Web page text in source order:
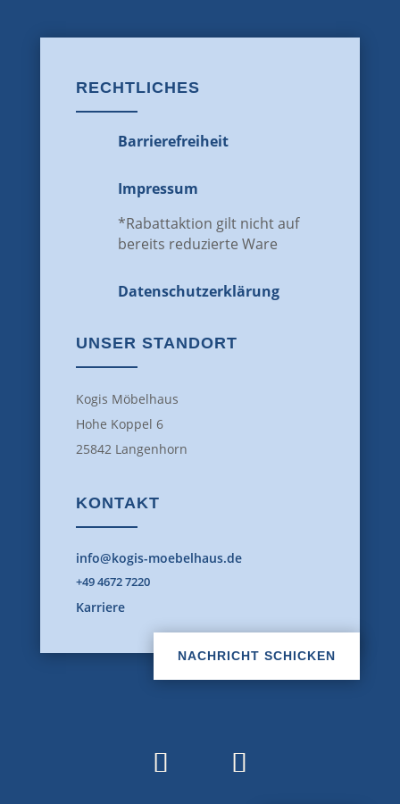
RECHTLICHES
Barrierefreiheit
Impressum
*Rabattaktion gilt nicht auf
bereits reduzierte Ware
Datenschutz­erklärung
UNSER STANDORT
Kogis Möbelhaus
Hohe Koppel 6
25842 Langenhorn
KONTAKT
info@kogis-moebelhaus.de
+49 4672 7220
Karriere
NACHRICHT SCHICKEN